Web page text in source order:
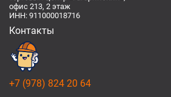
офис 213, 2 этаж
ИНН: 911000018716
Контакты
+7 (978) 824 20 64